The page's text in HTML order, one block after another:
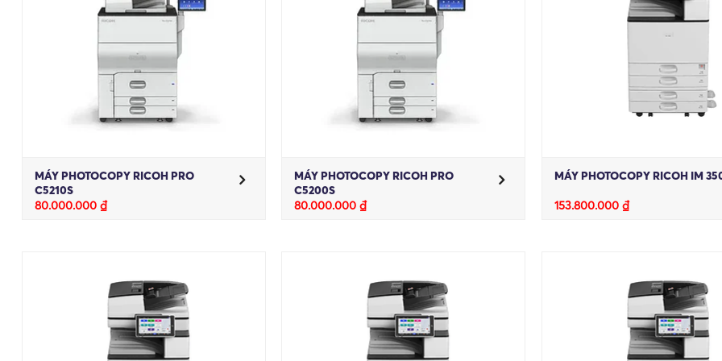
MÁY PHOTOCOPY RICOH PRO
C5210S
80.000.000 ₫
MÁY PHOTOCOPY RICOH PRO
C5200S
80.000.000₫
MÁY PHOTOCOPY RICOH IM
153.800.000 ₫